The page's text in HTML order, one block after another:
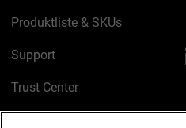
Produktliste & SKUs
Support
Trust Center